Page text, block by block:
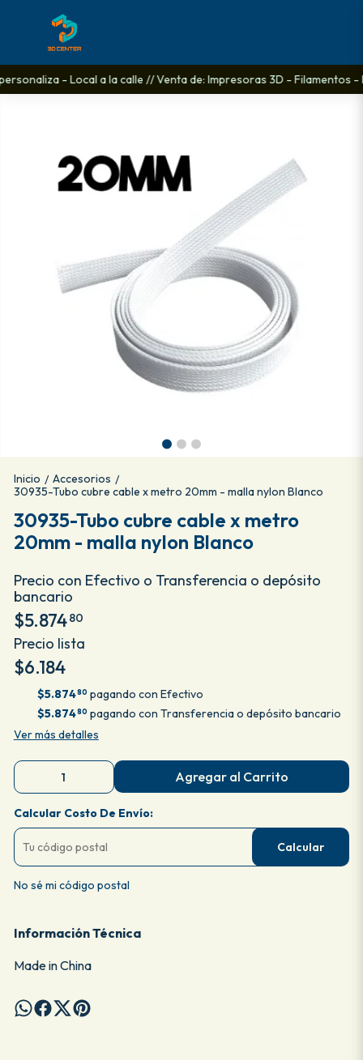
- Local a la calle // Venta de: Impresoras 3D - Filamentos -
Inicio / Accesorios /
30935-Tubo cubre cable x metro 20mm - malla nylon Blanco
30935-Tubo cubre cable x metro
20mm - malla nylon Blanco
Precio con Efectivo o Transferencia o depósito
bancario
$5.87480
Precio lista
$6.184
$5.87480 pagando con Efectivo
$5.87480 pagando con Transferencia o depósito bancario
Ver más detalles
Agregar al Carrito
Calcular Costo De Envío:
Calcular
No sé mi código postal
Información Técnica
Made in China